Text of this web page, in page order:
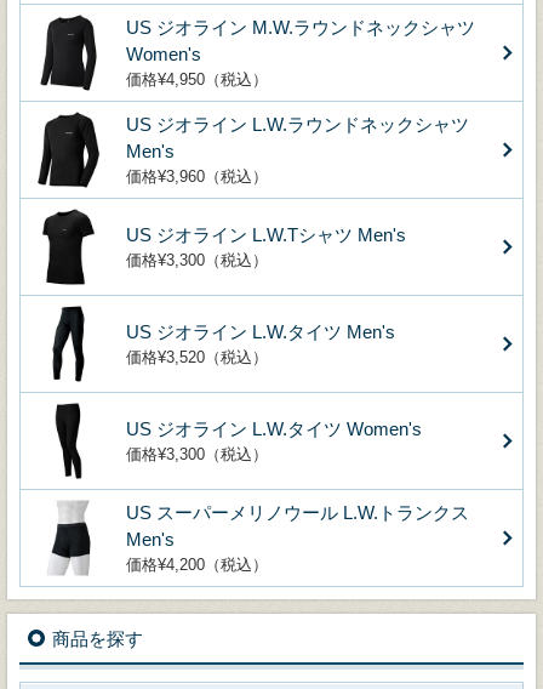
US ジオライン M.W.ラウンドネックシャツ
Women's
価格¥4,950（税込）
US ジオライン L.W.ラウンドネックシャツ
Men's
価格¥3,960（税込）
US ジオライン L.W.Tシャツ Men's
価格¥3,300（税込）
US ジオライン L.W.タイツ Men's
価格¥3,520（税込）
US ジオライン L.W.タイツ Women's
価格¥3,300（税込）
US スーパーメリノウール L.W.トランクス
Men's
価格¥4,200（税込）
商品を探す